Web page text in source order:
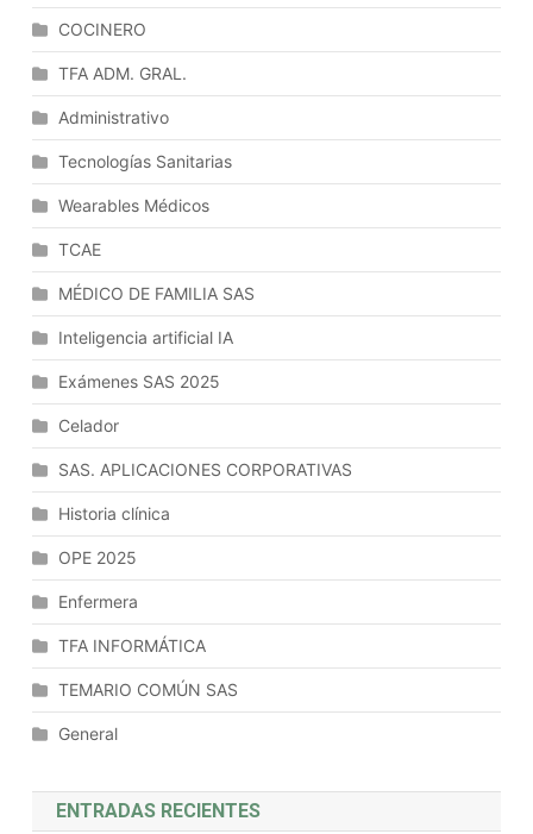
Modelos
Análisis
Información:
De
Procesos,
Dinámico,
Process
Model
Notation)
CMMN
Model
Aspectos
COCINERO
TFA ADM. GRAL.
Administrativo
Tecnologías Sanitarias
Wearables Médicos
TCAE
MÉDICO DE FAMILIA SAS
Inteligencia artificial IA
Exámenes SAS 2025
Celador
SAS. APLICACIONES CORPORATIVAS
Historia clínica
OPE 2025
Enfermera
TFA INFORMÁTICA
TEMARIO COMÚN SAS
General
ENTRADAS RECIENTES